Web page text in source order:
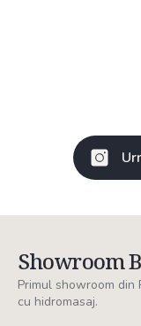
Showroom
Primul showroom
cu hidromasaj.